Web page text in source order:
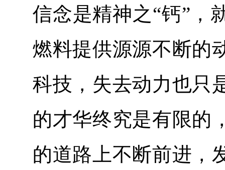
信念是精神之“钙”，
燃料提供源源不断的
科技，失去动力也只
的才华终究是有限的
的道路上不断前进，